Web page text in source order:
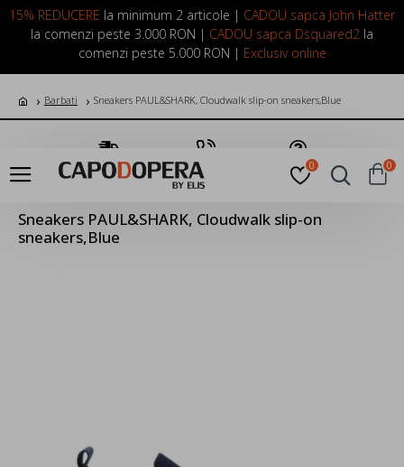
15% REDUCERE la minimum 2 articole | CADOU sapca John Hatter
la comenzi peste 3.000 RON | CADOU sapca Dsquared2 la
comenzi peste 5.000 RON | Exclusiv online
LOGIN INREGISTRARE
0 0
Barbati Sneakers PAUL&SHARK, Cloudwalk slip-on sneakers,Blue
Transport Gratuit Suna Acum Pune o Intrebare
Sneakers PAUL&SHARK, Cloudwalk slip-on
sneakers,Blue